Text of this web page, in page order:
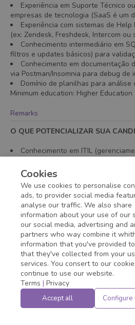
Experiência em Suporte Técnico
empresas de tecnologia (SaaS é um
Experiência com sistemas de Help
(ex: Zendesk, Freshdesk, Intercom ou
Conhecimento intermediário em
filtros e updates básicos) para
Conhecimento em documentação
via Postman/Insomnia para debug de
Domínio de planilhas para análise
Minimum education: Higher Education
Remarks
O QUE POTENCIALIZAR SUA
Conhecimento em ITIL
Experiência anterior em
ou ATS (Applicant Tracking System).
Espanhol intermediário para
Application deadline expired!
Cookies
We use cookies to personalise
ads, to provider social media
analyse our traffic. We also share
information about your use of our
our social media, advertising and
partners who way combine it
information that you've provided
that they've collected from your
services. You consert to our
continue to use our website.
Terms | Privacy
Accept all Configure